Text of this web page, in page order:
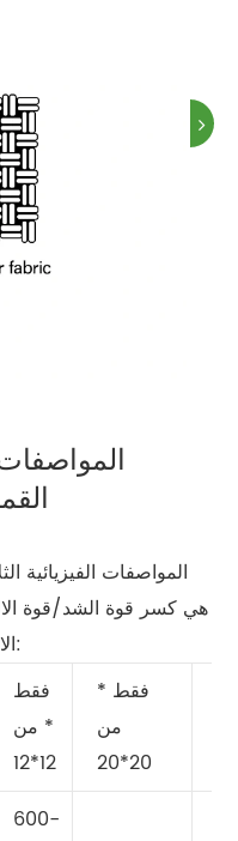
المواصفات الفيزيائية
الالتصاق ، تمزيق الشد ، التاريخ الفني:
فقط
* من
12*12
فقط *
من
20*20
600-